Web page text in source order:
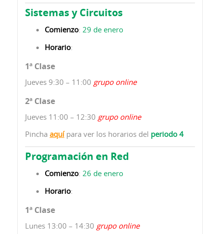
Sistemas y Circuitos
Comienzo: 29 de enero
Horario:
1ª Clase
Jueves 9:30 – 11:00 grupo online
2ª Clase
Jueves 11:00 – 12:30 grupo online
Pincha aquípara ver los horarios del periodo 4
Programación en Red
Comienzo: 26 de enero
Horario:
1ª Clase
Lunes 13:00 – 14:30 grupo online